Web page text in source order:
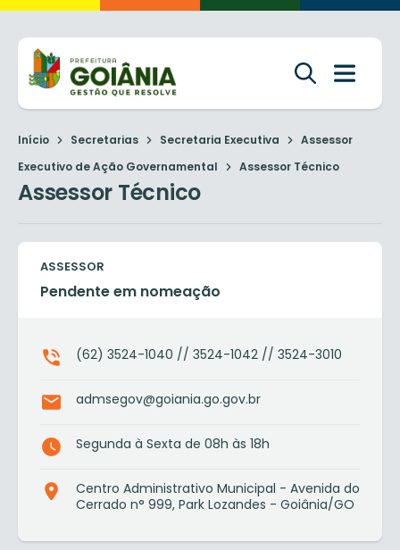
Início Secretarias Secretaria Executiva
Assessor
Executivo de Ação Governamental
Assessor Técnico
Assessor Técnico
ASSESSOR
Pendente em nomeação
(62) 3524-1040 // 3524-1042 // 3524-3010
admsegov@goiania.go.gov.br
Segunda à Sexta de 08h às 18h
Centro Administrativo Municipal - Avenida do
Cerrado n° 999, Park Lozandes - Goiânia/GO